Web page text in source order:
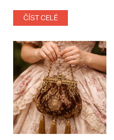
ČÍST CELÉ